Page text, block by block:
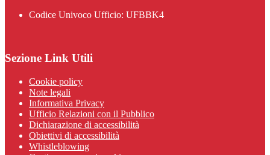
Codice Univoco Ufficio: UFBBK4
Sezione Link Utili
Cookie policy
Note legali
Informativa Privacy
Ufficio Relazioni con il Pubblico
Dichiarazione di accessibilità
Obiettivi di accessibilità
Whistleblowing